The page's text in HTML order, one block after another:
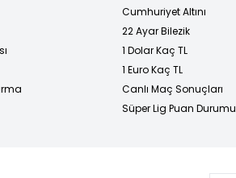
Cumhuriyet Altını
22 Ayar Bilezik
1 Dolar Kaç TL
1 Euro Kaç TL
Canlı Maç Sonuçları
Süper Lig Puan Durumu